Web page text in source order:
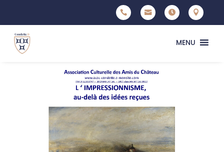




MENU